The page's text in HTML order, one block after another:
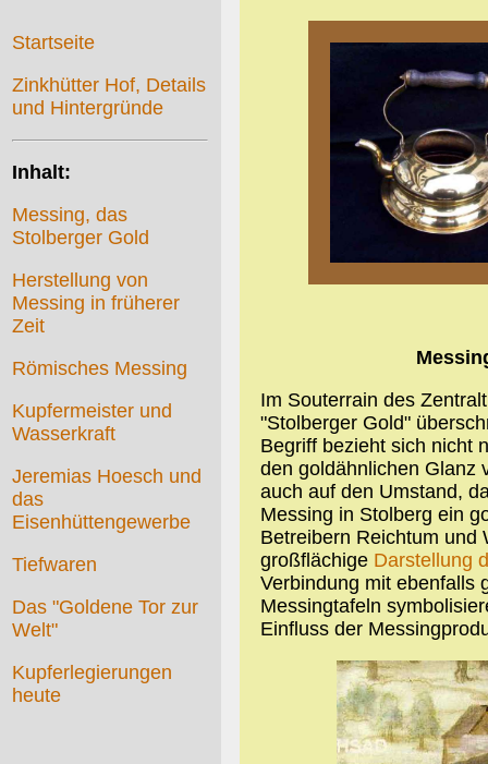
Startseite
Zinkhütter Hof, Details
und Hintergründe
Inhalt:
Messing, das
Stolberger Gold
Herstellung von
Messing in früherer
Zeit
Römisches Messing
Kupfermeister und
Wasserkraft
Jeremias Hoesch und
das
Eisenhüttengewerbe
Tiefwaren
Das "Goldene Tor zur
Welt"
Kupferlegierungen
heute
Im Souterrain des
"Stolberger Gold"
Begriff bezieht sich nicht
den goldähnlichen Glanz
auch auf den Umstand,
Messing in Stolberg ein
Betreibern Reichtum und
großflächige Darstellung
Verbindung mit ebenfalls
Messingtafeln
Einfluss der